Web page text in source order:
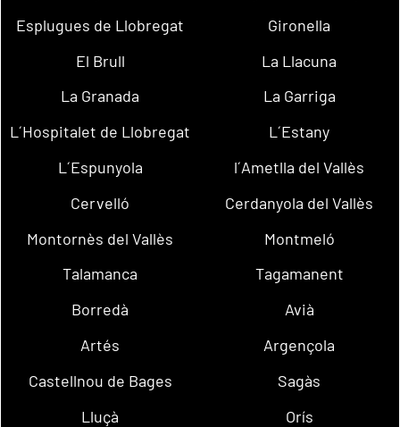
Esplugues de Llobregat
Gironella
El Brull
La Llacuna
La Granada
La Garriga
L´Hospitalet de Llobregat
L´Estany
L´Espunyola
l´Ametlla del Vallès
Cervelló
Cerdanyola del Vallès
Montornès del Vallès
Montmeló
Talamanca
Tagamanent
Borredà
Avià
Artés
Argençola
Castellnou de Bages
Sagàs
Lluçà
Orís